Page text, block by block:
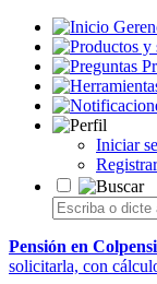
Iniciar
Pensión en
solicitarla, con